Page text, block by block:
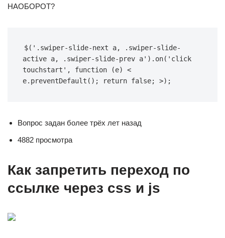
НАОБОРОТ?
$('.swiper-slide-next a, .swiper-slide-
active a, .swiper-slide-prev a').on('click
touchstart', function (e) <
e.preventDefault(); return false; >);
Вопрос задан более трёх лет назад
4882 просмотра
Как запретить переход по
ссылке через css и js